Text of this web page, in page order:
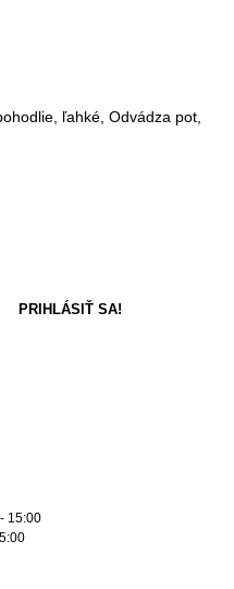
ľahké, Odvádza pot,
15:00